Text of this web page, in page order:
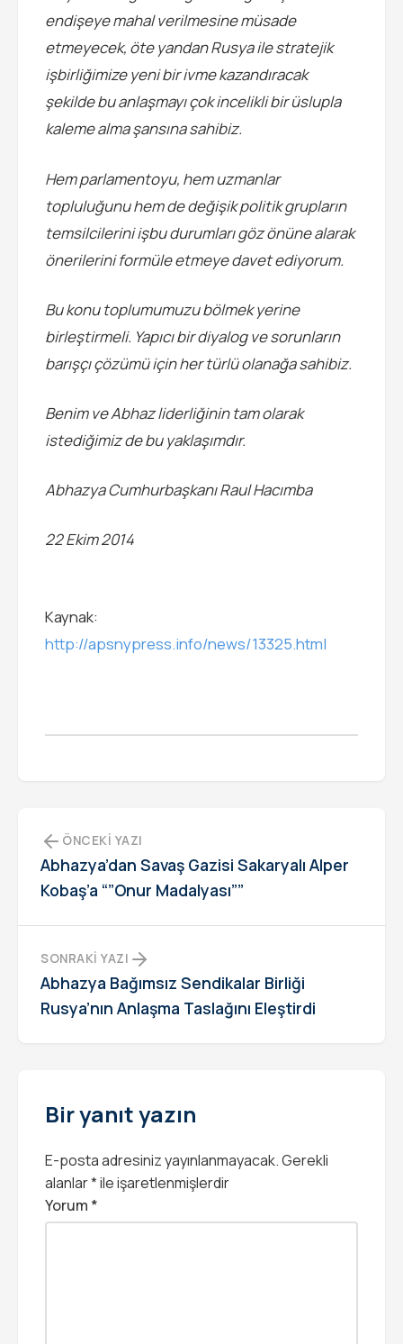
endişeye mahal verilmesine müsade
etmeyecek, öte yandan Rusya ile stratejik
işbirliğimize yeni bir ivme kazandıracak
şekilde bu anlaşmayı çok incelikli bir üslupla
kaleme alma şansına sahibiz.
Hem parlamentoyu, hem uzmanlar
topluluğunu hem de değişik politik grupların
temsilcilerini işbu durumları göz önüne alarak
önerilerini formüle etmeye davet ediyorum.
Bu konu toplumumuzu bölmek yerine
birleştirmeli. Yapıcı bir diyalog ve sorunların
barışçı çözümü için her türlü olanağa sahibiz.
Benim ve Abhaz liderliğinin tam olarak
istediğimiz de bu yaklaşımdır.
Abhazya Cumhurbaşkanı Raul Hacımba
22 Ekim 2014
Kaynak:
http://apsnypress.info/news/13325.html
ÖNCEKI YAZI
Abhazya’dan Savaş Gazisi Sakaryalı Alper
Kobaş’a “”Onur Madalyası””
SONRAKI YAZI
Abhazya Bağımsız Sendikalar Birliği
Rusya’nın Anlaşma Taslağını Eleştirdi
Bir yanıt yazın
E-posta adresiniz yayınlanmayacak.Gerekli
alanlar*ile işaretlenmişlerdir
Yorum *